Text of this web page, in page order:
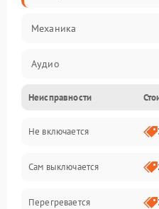
Механика
Аудио
Неисправности
Не включается
Сам выключается
Перегревается